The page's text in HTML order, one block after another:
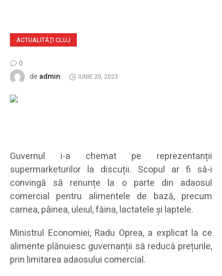
ACTUALITĂŢI CLUJ
0
de admin IUNIE 20, 2023
Guvernul i-a chemat pe reprezentanții
supermarketurilor la discuții. Scopul ar fi să-i
convingă să renunțe la o parte din adaosul
comercial pentru alimentele de bază, precum
carnea, pâinea, uleiul, făina, lactatele și laptele.
Ministrul Economiei, Radu Oprea, a explicat la ce
alimente plănuiesc guvernanții să reducă prețurile,
prin limitarea adaosului comercial.